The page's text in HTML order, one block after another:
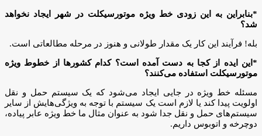
*بنابراین به این زودی خط ویژه موتورسیکلت در شهر ایجاد نخواهد
شد؟
بله! فرآیند این کار یک مقدار طولانی و هنوز در مرحله مطالعاتی است.
*این ایده از کجا به دست آمده است؟ کدام کشورها از خطوط ویژه
موتورسیکلت استفاده می‌کنند؟
مسئله خط ویژه در جایی ایجاد می‌شود که یک سیستم حمل و نقل
اولویت پیدا ‌کند یا لازم است یک سیستم با توجه به ویژگی‌هایش از سایر
سیستم‌های حمل و نقل جدا شود به عنوان مثال ما خط ویژه عابر پیاده،
دوچرخه و اتوبوس داریم.